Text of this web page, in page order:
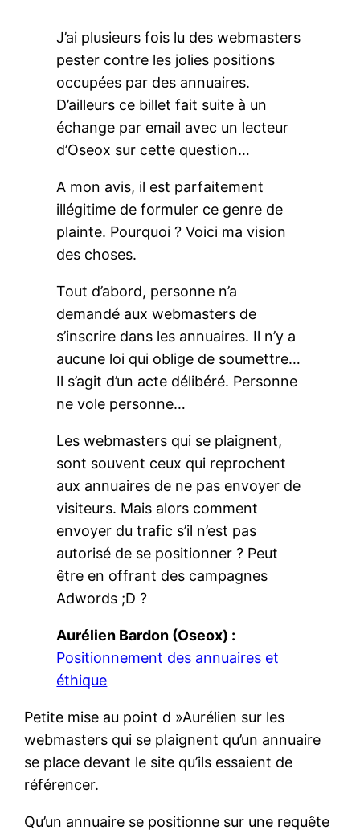
J’ai plusieurs fois lu des webmasters
pester contre les jolies positions
occupées par des annuaires.
D’ailleurs ce billet fait suite à un
échange par email avec un lecteur
d’Oseox sur cette question…
A mon avis, il est parfaitement
illégitime de formuler ce genre de
plainte. Pourquoi ? Voici ma vision
des choses.
Tout d’abord, personne n’a
demandé aux webmasters de
s’inscrire dans les annuaires. Il n’y a
aucune loi qui oblige de soumettre…
Il s’agit d’un acte délibéré. Personne
ne vole personne…
Les webmasters qui se plaignent,
sont souvent ceux qui reprochent
aux annuaires de ne pas envoyer de
visiteurs. Mais alors comment
envoyer du trafic s’il n’est pas
autorisé de se positionner ? Peut
être en offrant des campagnes
Adwords ;D ?
Aurélien Bardon (Oseox) :
Positionnement des annuaires et
éthique
Petite mise au point d »Aurélien sur les
webmasters qui se plaignent qu’un annuaire
se place devant le site qu’ils essaient de
référencer.
Qu’un annuaire se positionne sur une requête